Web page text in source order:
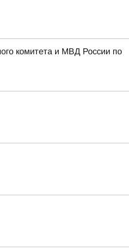
комитета и МВД России по